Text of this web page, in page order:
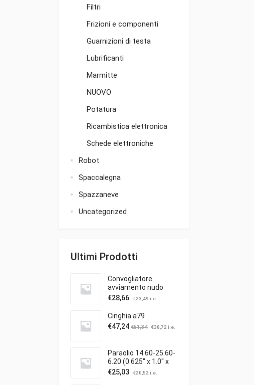
Filtri
Frizioni e componenti
Guarnizioni di testa
Lubrificanti
Marmitte
NUOVO
Potatura
Ricambistica elettronica
Schede elettroniche
Robot
Spaccalegna
Spazzaneve
Uncategorized
Ultimi Prodotti
Convogliatore
avviamento nudo
€28,66 €23,49 i.e.
Cinghia a79
€47,24 €51,34 €38,72 i.e.
Paraolio 14.60-25.60-
6.20 (0.625'' x 1.0'' x
0.25'')
€25,03 €20,52 i.e.